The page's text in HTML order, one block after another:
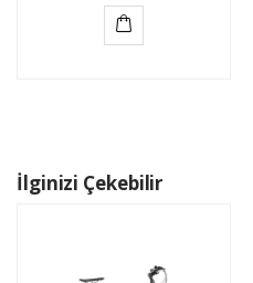
İlginizi Çekebilir